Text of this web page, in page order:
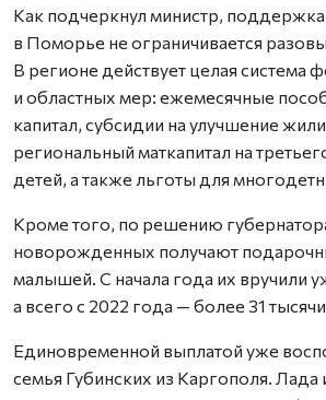
Как подчеркнул министр,
в Поморье не ограничивается
В регионе действует целая система
и областных мер: ежемесячные
капитал, субсидии на улучшение
региональный маткапитал на
детей, а также льготы для
Кроме того, по решению
новорожденных получают
малышей. С начала года их вручили
а всего с 2022 года — более 31
Единовременной выплатой уже
семья Губинских из Каргополя. Лада